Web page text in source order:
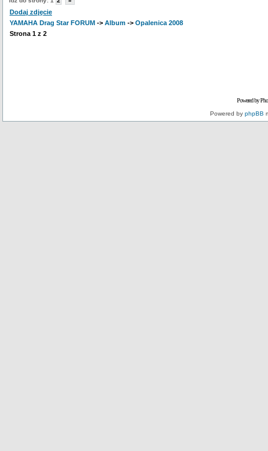
Dodaj zdjęcie
YAMAHA Drag Star FORUM -> Album -> Opalenica 2008
Strona 1 z 2
Powered by
Powered by phpBB